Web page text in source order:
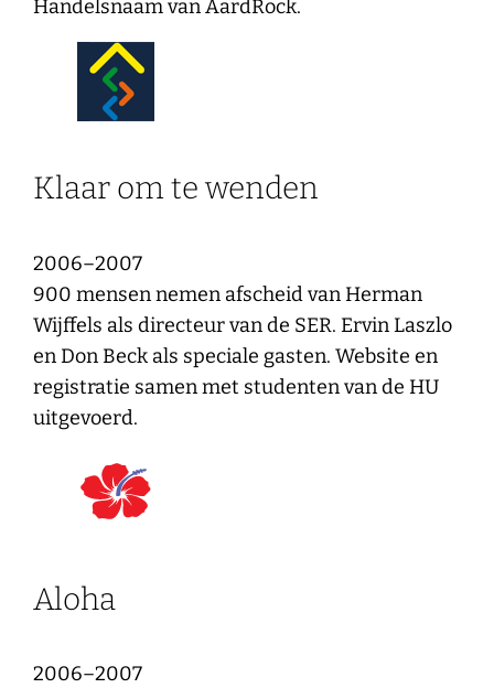
Handelsnaam van AardRock.
Klaar om te wenden
2006–2007
900 mensen nemen afscheid van Herman
Wijffels als directeur van de SER. Ervin Laszlo
en Don Beck als speciale gasten. Website en
registratie samen met studenten van de HU
uitgevoerd.
Aloha
2006–2007